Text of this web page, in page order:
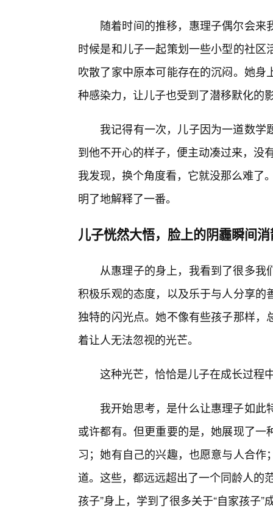
随着时间的推移，惠理子偶尔会
时候是和儿子一起策划一些小型的社
吹散了家中原本可能存在的沉闷。她
种感染力，让儿子也受到了潜移默化的
我记得有一次，儿子因为一道数
到他不开心的样子，便主动凑过来，没
我发现，换个角度看，它就没那么难了
明了地解释了一番。
儿子恍然大悟，脸上的阴霾瞬间
从惠理子的身上，我看到了很多
积极乐观的态度，以及乐于与人分享
独特的闪光点。她不像有些孩子那样
着让人无法忽视的光芒。
这种光芒，恰恰是儿子在成长过程
我开始思考，是什么让惠理子如
或许都有。但更重要的是，她展现了
习；她有自己的兴趣，也愿意与人合
道。这些，都远远超出了一个同龄人的
孩子”身上，学到了很多关于“自家孩子”